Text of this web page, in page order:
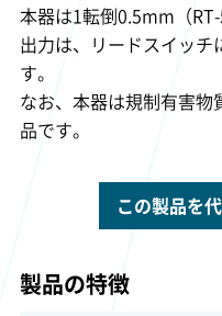
本器は1転倒0.5mm（
出力は、リードスイッチ
す。
なお、本器は規制有害物
品です。
この製品を
製品の特徴